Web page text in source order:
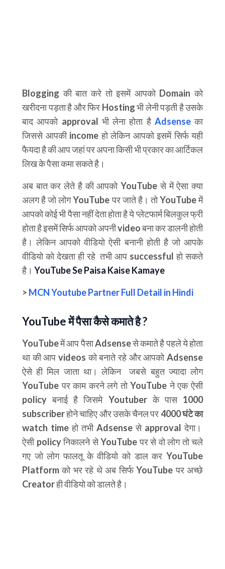
Blogging की बात करे तो इसमें आपको Domain को
खरीदना पड़ता है और फिर Hostingभी लेनी पड़ती है उसके
बाद आपको approval भी लेना होता है Adsenseका
जिससे आपकी income हो लेकिन आपको इसमें सिर्फ यही
फैयदा है की आप जहां पर अपना किसी भी प्रकार का आर्टिकल
लिख के पैसा कमा सकते है।
अब बात कर लेते है की आपको YouTube से में ऐसा क्या
अलग है जो लोग YouTube पर जाते है। तो YouTube में
आपको कोई भी पैसा नहीं देता होता है ये प्लेटफार्म बिलकुल फ्री
होता है इसमें सिर्फ आपको अपनी video बना कर डालनी होती
है। लेकिन आपको वीडियो ऐसी बनानी होती है जो आपके
वीडियो को देखता ही रहे तभी आप successful हो सकते
है। YouTube Se Paisa Kaise Kamaye
> MCN Youtube Partner Full Detail in Hindi
YouTube में पैसा कैसे कमाते है ?
YouTube में आप पैसा Adsense से कमाते है पहले ये होता
था की आप videos को बनाते रहे और आपको Adsense
ऐसे ही मिल जाता था। लेकिन जबसे बहुत ज्यादा लोग
YouTube पर काम करने लगे तो YouTube ने एक ऐसी
policy बनाई है जिसमे Youtuber के पास 1000
subscriberहोने चाहिए और उसके चैनल पर4000 घंटे का
watch time हो तभी Adsense से approval देगा।
ऐसी policy निकालने से YouTube पर से वो लोग तो चले
गए जो लोग फालतू के वीडियो को डाल कर YouTube
Platform को भर रहे थे अब सिर्फ YouTube पर अच्छे
Creator ही वीडियो को डालते है।